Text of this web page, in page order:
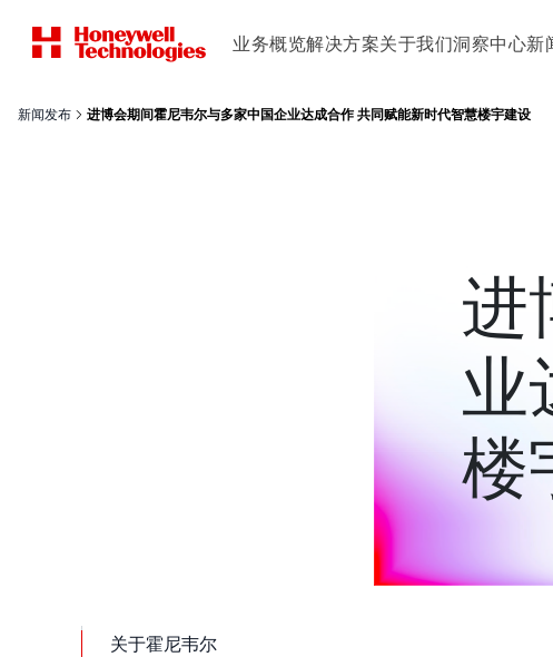
业务概览解决方案关于我们洞察中心新
新闻发布 进博会期间霍尼韦尔与多家中国企业达成合作 共同赋能新时代智慧楼宇建设
进
业
楼
关于霍尼韦尔